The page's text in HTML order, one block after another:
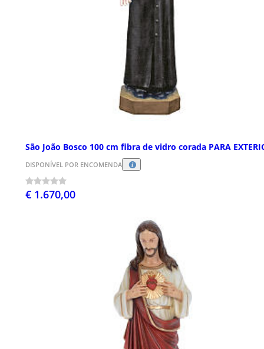
São João Bosco 100 cm fibra de vidro corada PARA
DISPONÍVEL POR ENCOMENDA
€ 1.670,00